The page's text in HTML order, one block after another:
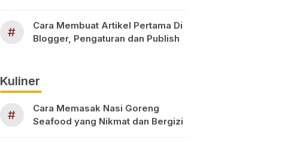
#
Cara Membuat Artikel Pertama Di
Blogger, Pengaturan dan Publish
Kuliner
#
Cara Memasak Nasi Goreng
Seafood yang Nikmat dan Bergizi